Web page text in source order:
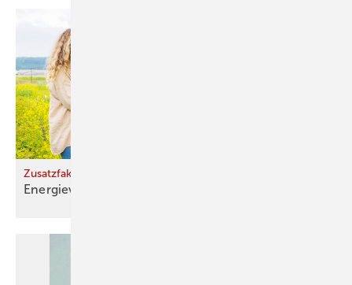
Zusatzfaktoren für Außenluft-Wärmepumpen
Energieverbrauch falsch